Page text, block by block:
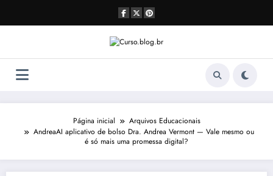
o
Página inicial
Arquivos Educacionais
AndreaAI aplicativo de bolso Dra. Andrea Vermont — Vale mesmo ou
é só mais uma promessa digital?